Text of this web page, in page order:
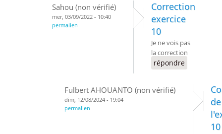
Sahou (non vérifié)
mer, 03/09/2022 - 10:40
permalien
Correction
exercice
10
Je ne vois pas
la correction
répondre
Fulbert AHOUANTO (non vérifié)
dim, 12/08/2024 - 19:04
permalien
de
10